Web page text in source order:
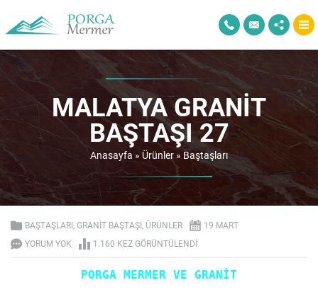
MALATYA GRANIT
BAŞTAŞI 27
Anasayfa » Ürünler»Baştaşları
BAŞTAŞLARI GRANIT BAŞTAŞI ÜRÜNLER
19 MART
YORUM YOK
1.160 KEZ GÖRÜNTÜLENDI
PORGA MERMER VE GRANİT